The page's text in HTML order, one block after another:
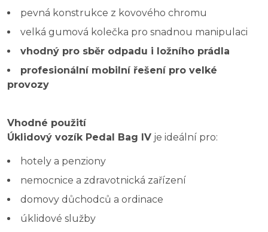
pevná konstrukce z kovového chromu
velká gumová kolečka pro snadnou manipulaci
vhodný pro sběr odpadu i ložního prádla
profesionální mobilní řešení pro velké
provozy
Vhodné použití
Úklidový vozík Pedal Bag IV je ideální pro:
hotely a penziony
nemocnice a zdravotnická zařízení
domovy důchodců a ordinace
úklidové služby